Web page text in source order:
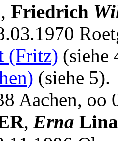
, Friedrich
(Fritz) (siehe
(siehe 5).
Aachen, oo
, Erna